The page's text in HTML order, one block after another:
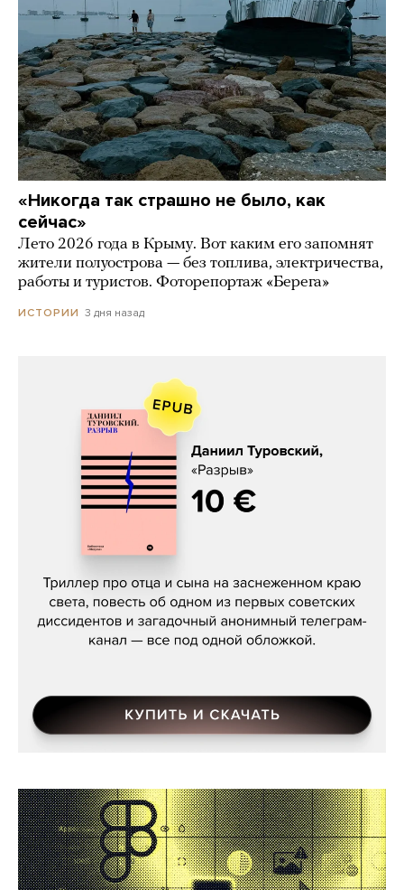
«Никогда так страшно не было, как
сейчас»
Лето 2026 года в Крыму. Вот каким его запомнят
жители полуострова — без топлива, электричества,
работы и туристов. Фоторепортаж «Берега»
ИСТОРИИ 3 дня назад
Даниил Туровский, «Разрыв»